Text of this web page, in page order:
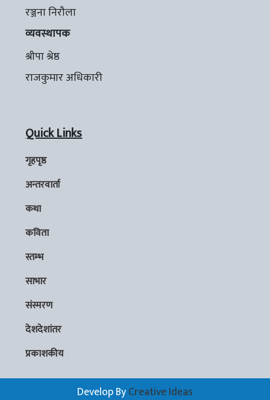
रञ्जना निरौला
व्यवस्थापक
श्रीपा श्रेष्ठ
राजकुमार अधिकारी
Quick Links
गृहपृष्ठ
अन्तरवार्ता
कथा
कविता
स्तम्भ
साभार
संस्मरण
देशदेशांतर
प्रकाशकीय
Develop ByCreative Ideas